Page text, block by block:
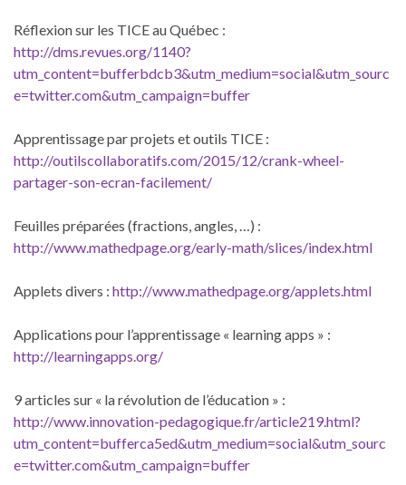
Réflexion sur les TICE au Québec :
http://dms.revues.org/1140?
utm_content=bufferbdcb3&utm_medium=social&utm_sourc
e=twitter.com&utm_campaign=buffer
Apprentissage par projets et outils TICE :
http://outilscollaboratifs.com/2015/12/crank-wheel-
partager-son-ecran-facilement/
Feuilles préparées (fractions, angles, …) :
http://www.mathedpage.org/early-math/slices/index.html
Applets divers : http://www.mathedpage.org/applets.html
Applications pour l’apprentissage « learning apps » :
http://learningapps.org/
9 articles sur « la révolution de l’éducation » :
http://www.innovation-pedagogique.fr/article219.html?
utm_content=bufferca5ed&utm_medium=social&utm_sourc
e=twitter.com&utm_campaign=buffer